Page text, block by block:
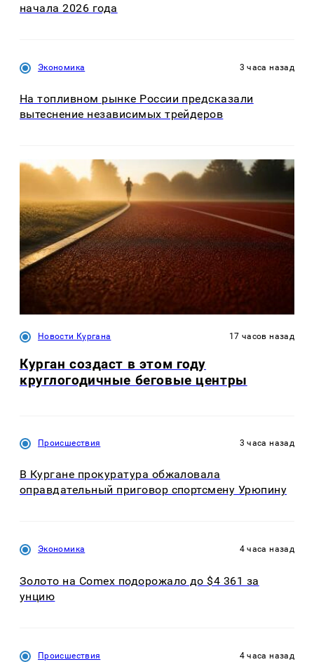
начала 2026 года
Экономика 3 часа назад
На топливном рынке России предсказали
вытеснение независимых трейдеров
Новости Кургана 17 часов назад
Курган создаст в этом году
круглогодичные беговые центры
Происшествия 3 часа назад
В Кургане прокуратура обжаловала
оправдательный приговор спортсмену Урюпину
Экономика 4 часа назад
Золото на Comex подорожало до $4 361 за
унцию
Происшествия 4 часа назад